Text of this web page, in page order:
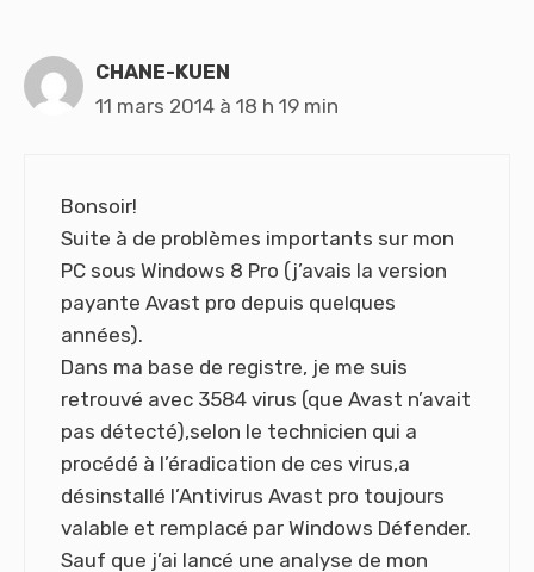
CHANE-KUEN
11 mars 2014 à 18 h 19 min
Bonsoir!
Suite à de problèmes importants sur mon
PC sous Windows 8 Pro (j’avais la version
payante Avast pro depuis quelques
années).
Dans ma base de registre, je me suis
retrouvé avec 3584 virus (que Avast n’avait
pas détecté),selon le technicien qui a
procédé à l’éradication de ces virus,a
désinstallé l’Antivirus Avast pro toujours
valable et remplacé par Windows Défender.
Sauf que j’ai lancé une analyse de mon